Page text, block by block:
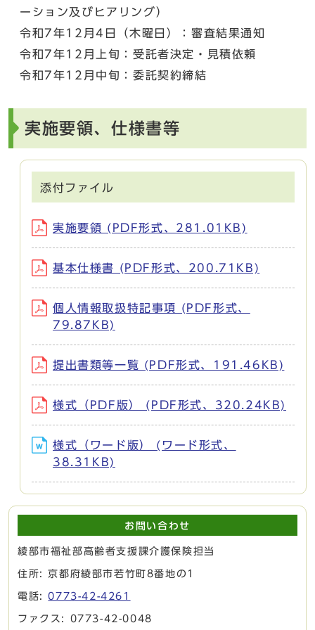
ーション及びヒアリング）
令和7年12月4日（木曜日）：審査結果通知
令和7年12月上旬：受託者決定・見積依頼
令和7年12月中旬：委託契約締結
実施要領、仕様書等
添付ファイル
実施要領 (PDF形式、281.01KB)
基本仕様書 (PDF形式、200.71KB)
個人情報取扱特記事項 (PDF形式、
79.87KB)
提出書類等一覧 (PDF形式、191.46KB)
様式（PDF版） (PDF形式、320.24KB)
様式（ワード版） (ワード形式、
38.31KB)
お問い合わせ
綾部市福祉部高齢者支援課介護保険担当
住所: 京都府綾部市若竹町8番地の1
電話:0773-42-4261
ファクス: 0773-42-0048